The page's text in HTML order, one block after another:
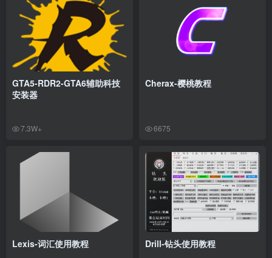
GTA5-RDR2-GTA6辅助科技
安装器
7.3W+
Cherax-樱桃教程
6675
Lexis-词汇使用教程 Drill-钻头使用教程